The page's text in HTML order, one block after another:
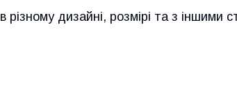
в різному дизайні, розмірі та з іншими